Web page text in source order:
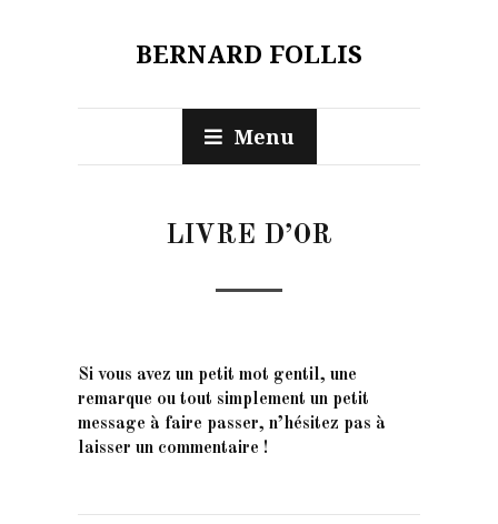
BERNARD FOLLIS
Menu
LIVRE D’OR
Si vous avez un petit mot gentil, une
remarque ou tout simplement un petit
message à faire passer, n’hésitez pas à
laisser un commentaire !